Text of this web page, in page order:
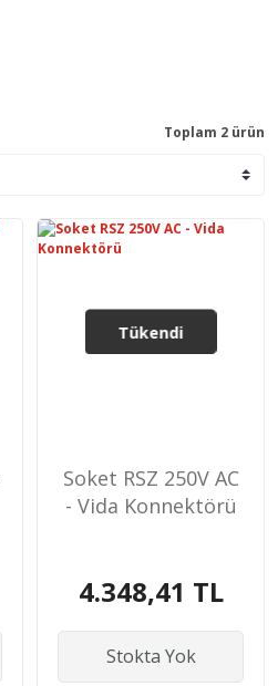
Toplam 2 ürün
Tükendi
Soket RSZ 250V AC
- Vida Konnektörü
4.348,41 TL
Stokta Yok